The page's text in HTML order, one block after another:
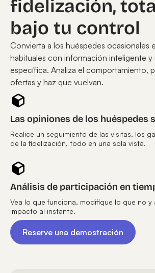
fidelización,
bajo tu control
Convierta a los huéspedes ocasionales
habituales con información inteligente y
específica. Analiza el comportamiento,
ofertas y haz que vuelvan.
Las opiniones de los huéspedes
Realice un seguimiento de las visitas, los
de la fidelización, todo en una sola vista.
Análisis de participación en
Vea lo que funciona, modifique lo que no y
impacto al instante.
Reserve una demostración